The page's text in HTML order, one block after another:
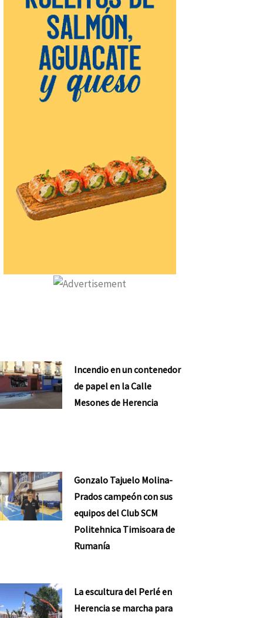
Incendio en un contenedor
de papel en la Calle
Mesones de Herencia
Gonzalo Tajuelo Molina-
Prados campeón con sus
equipos del Club SCM
Politehnica Timisoara de
Rumanía
La escultura del Perlé en
Herencia se marcha para